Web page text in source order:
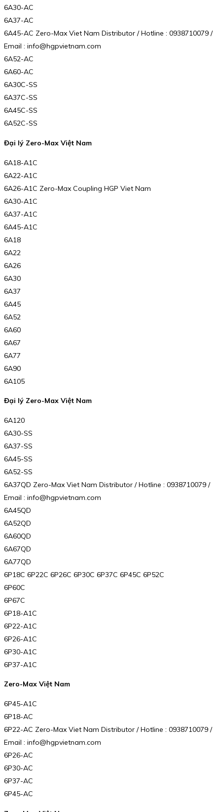
6A30-AC
6A37-AC
6A45-AC Zero-Max Viet Nam Distributor / Hotline : 0938710079 /
Email : info@hgpvietnam.com
6A52-AC
6A60-AC
6A30C-SS
6A37C-SS
6A45C-SS
6A52C-SS
Đại lý Zero-Max Việt Nam
6A18-A1C
6A22-A1C
6A26-A1C Zero-Max Coupling HGP Viet Nam
6A30-A1C
6A37-A1C
6A45-A1C
6A18
6A22
6A26
6A30
6A37
6A45
6A52
6A60
6A67
6A77
6A90
6A105
Đại lý Zero-Max Việt Nam
6A120
6A30-SS
6A37-SS
6A45-SS
6A52-SS
6A37QD Zero-Max Viet Nam Distributor / Hotline : 0938710079 /
Email : info@hgpvietnam.com
6A45QD
6A52QD
6A60QD
6A67QD
6A77QD
6P18C 6P22C 6P26C 6P30C 6P37C 6P45C 6P52C
6P60C
6P67C
6P18-A1C
6P22-A1C
6P26-A1C
6P30-A1C
6P37-A1C
Zero-Max Việt Nam
6P45-A1C
6P18-AC
6P22-AC Zero-Max Viet Nam Distributor / Hotline : 0938710079 /
Email : info@hgpvietnam.com
6P26-AC
6P30-AC
6P37-AC
6P45-AC